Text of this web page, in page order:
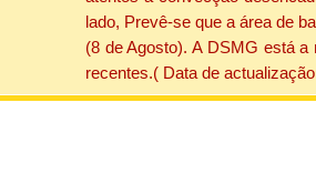
lado, Prevê-se que a área de
(8 de Agosto). A DSMG está
recentes.( Data de